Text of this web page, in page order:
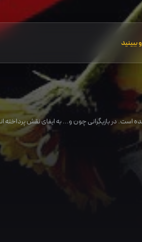
است. در بازیگرانی چون و... به ایفای نقش پرداخته